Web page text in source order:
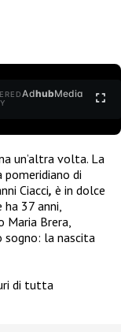
AdhubMedia
un’altra volta. La
pomeridiano di
Ciacci, è in dolce
37 anni,
Brera,
la nascita
di tutta